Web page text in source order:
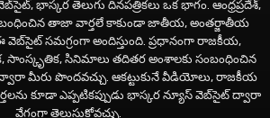
భాస్కర తెలుగు దినపత్రికలు ఒక భాగం. ఆంధ్రప్రదేశ్,
తాజా వార్తలే కాకుండా జాతీయ, అంతర్జాతీయ
సమగ్రంగా అందిస్తుంది. ప్రధానంగా రాజకీయ,
సాంస్కృతిక, సినిమాలు తదితర అంశాలకు సంబంధించిన
మీరు పొందవచ్చు. ఆకట్టుకునే వీడియోలు, రాజకీయ
కూడా ఎప్పటికప్పుడు భాస్కర న్యూస్ వెబ్‌సైట్ ద్వారా
వేగంగా తెలుసుకోవచ్చు.